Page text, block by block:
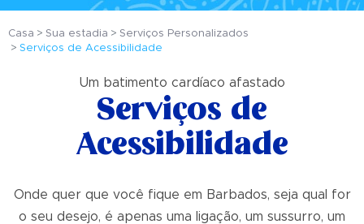
Casa Sua estadia
Serviços Personalizados
Serviços de Acessibilidade
Um batimento cardíaco afastado
Serviços de
Acessibilidade
Onde quer que você fique em Barbados, seja qual for
o seu desejo, é apenas uma ligação, um sussurro, um